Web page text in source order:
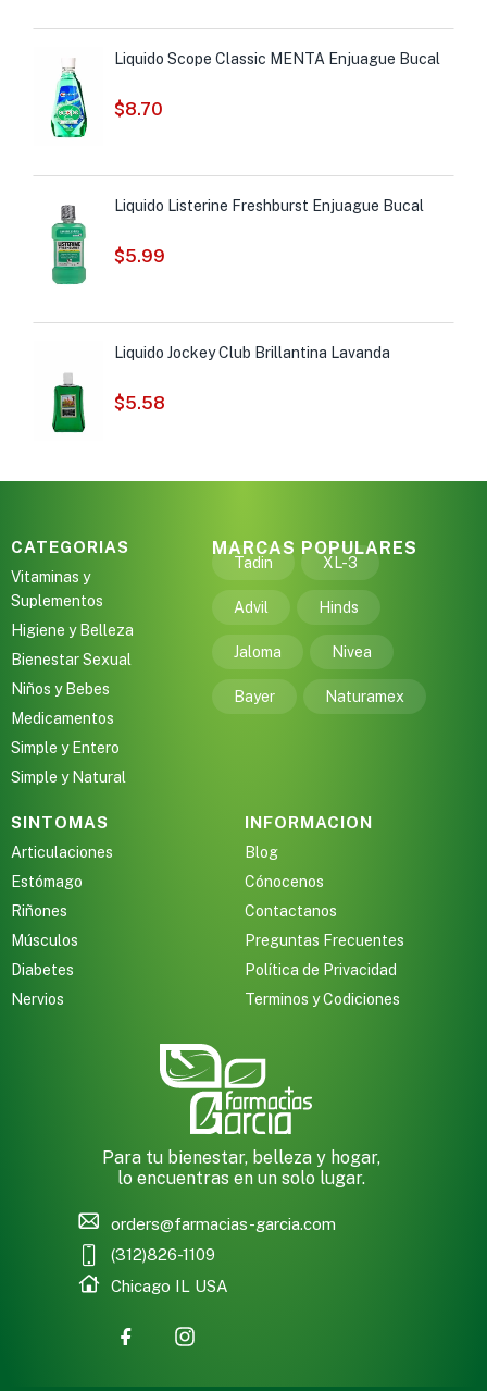
Liquido Scope Classic MENTA Enjuague Bucal
$8.70
Liquido Listerine Freshburst Enjuague Bucal
$5.99
Liquido Jockey Club Brillantina Lavanda
$5.58
CATEGORIAS
Vitaminas y
Suplementos
Higiene y Belleza
Bienestar Sexual
Niños y Bebes
Medicamentos
Simple y Entero
Simple y Natural
MARCAS POPULARES
Tadin XL-3
Advil Hinds
Jaloma Nivea
Bayer Naturamex
SINTOMAS
Articulaciones
Estómago
Riñones
Músculos
Diabetes
Nervios
INFORMACION
Blog
Cónocenos
Contactanos
Preguntas Frecuentes
Política de Privacidad
Terminos y Codiciones
Para tu bienestar, belleza y hogar,
lo encuentras en un solo lugar.
orders@farmacias-garcia.com
(312)826-1109
Chicago IL USA